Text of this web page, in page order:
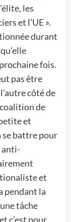
les
et l’UE ».
durant
fois.
pas être
côté de
de
et
se battre pour
anti-
et
pendant la
tâche
c’est pour